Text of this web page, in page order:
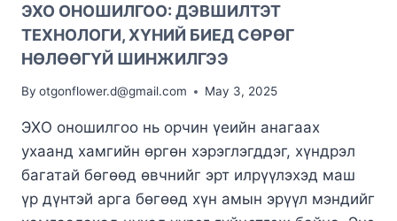
ЭХО ОНОШИЛГОО: ДЭВШИЛТЭТ
ТЕХНОЛОГИ, ХҮНИЙ БИЕД СӨРӨГ
НӨЛӨӨГҮЙ ШИНЖИЛГЭЭ
By otgonflower.d@gmail.com May 3, 2025
ЭХО оношилгоо нь орчин үеийн анагаах
ухаанд хамгийн өргөн хэрэглэгддэг, хүндрэл
багатай бөгөөд өвчнийг эрт илрүүлэхэд маш
үр дүнтэй арга бөгөөд хүн амын эрүүл мэндийг